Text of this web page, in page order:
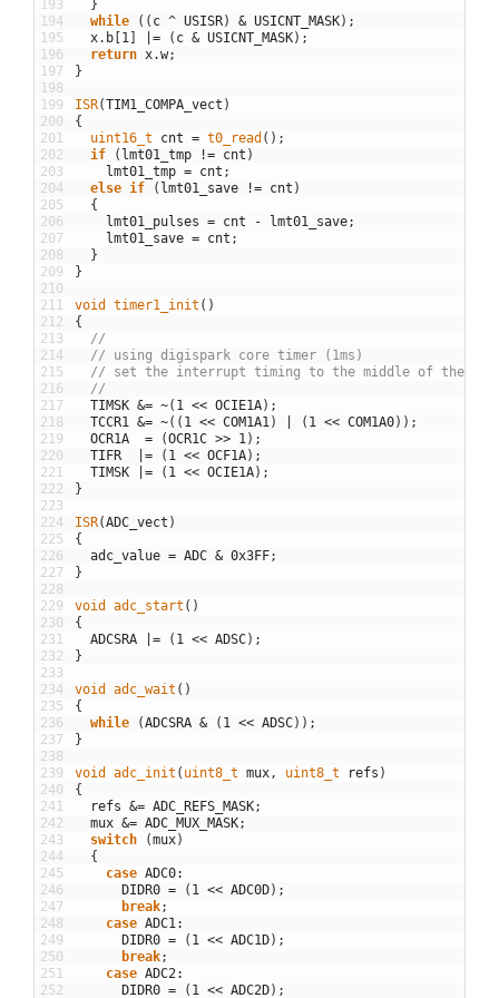
193
194
195
196
197
198
199
200
201
202
203
204
205
206
207
208
209
210
211
212
213
214
215
216
217
218
219
220
221
222
223
224
225
226
227
228
229
230
231
232
233
234
235
236
237
238
239
240
241
242
243
244
245
246
247
248
249
250
251
252
}
while
( ( c ^ USISR) & USICNT_MASK) ;
x. b [1 ] |= ( c & USICNT_MASK) ;
return x.w;
}
ISR(TIM1_COMPA_vect )
{
uint16_t cnt = t0_read ( ) ;
if
( lmt01_tmp != cnt )
lmt01_tmp = cnt ;
else if ( lmt01_save != cnt )
{
lmt01_pulses = cnt - lmt01_save;
lmt01_save = cnt ;
}
}
void timer1_init ( )
{
//
// using digispark core timer (1ms)
// set the interrupt timing to the middle of the
//
TIMSK &= ~( 1 << OCIE1A) ;
TCCR1
&= ~( ( 1 << COM1A1 ) ( 1 << COM1A0) ) ;
OCR1A
= (OCR1C >> 1 ) ;
TIFR
|= ( 1 << OCF1A) ;
TIMSK
|= ( 1 << OCIE1A) ;
}
ISR(ADC_vect )
{
adc_value = ADC & 0x3FF;
}
void adc_start ( )
{
ADCSRA
|= ( 1 << ADSC) ;
}
void adc_wait ( )
{
while
(ADCSRA & ( 1 << ADSC) ) ;
}
void adc_init ( uint8_t mux , uint8_t refs )
{
refs &= ADC_REFS_MASK;
mux &= ADC_MUX_MASK;
switch
(mux)
{
case ADC0:
DIDR0 = ( 1 << ADC0D) ;
break;
case ADC1 :
DIDR0 = ( 1 << ADC1D) ;
break;
case ADC2 :
DIDR0 = ( 1 << ADC2D) ;